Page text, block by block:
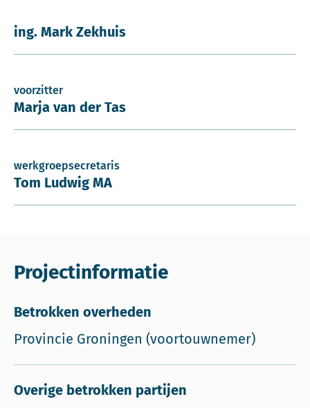
ing. Mark Zekhuis
voorzitter
Marja van der Tas
werkgroepsecretaris
Tom Ludwig MA
Projectinformatie
Betrokken overheden
Provincie Groningen (voortouwnemer)
Overige betrokken partijen